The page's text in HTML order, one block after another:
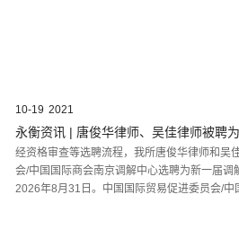
10-19 2021
永衡资讯 | 唐俊华律师、吴佳律师被聘为
经资格审查等选聘流程，我所唐俊华律师和吴
会/中国国际商会南京调解中心选聘为新一届
2026年8月31日。中国国际贸易促进委员会/中